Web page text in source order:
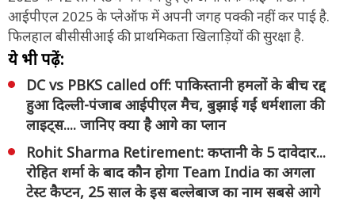
आईपीएल 2025 के प्लेऑफ में अपनी जगह पक्की नहीं कर पाई है.
फिलहाल बीसीसीआई की प्राथमिकता खिलाड़ियों की सुरक्षा है.
ये भी पढ़ें:
DC vs PBKS called off: पाकिस्तानी हमलों के बीच रद्द
हुआ दिल्ली-पंजाब आईपीएल मैच, बुझाई गईं धर्मशाला की
लाइट्स.... जानिए क्या है आगे का प्लान
Rohit Sharma Retirement: कप्तानी के 5 दावेदार...
रोहित शर्मा के बाद कौन होगा Team India का अगला
टेस्ट कैप्टन, 25 साल के इस बल्लेबाज का नाम सबसे आगे